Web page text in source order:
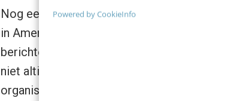
Powered by CookieInfo
Nog een voorbeeld:Between
, een app die
in Amerika. Between is een netwerk voor
berichten compleet privé. Natuurlijk kun je al
niet altijd makkelijk om bepaalde foto’s of
organiseert alle berichtjes, notes en foto’s